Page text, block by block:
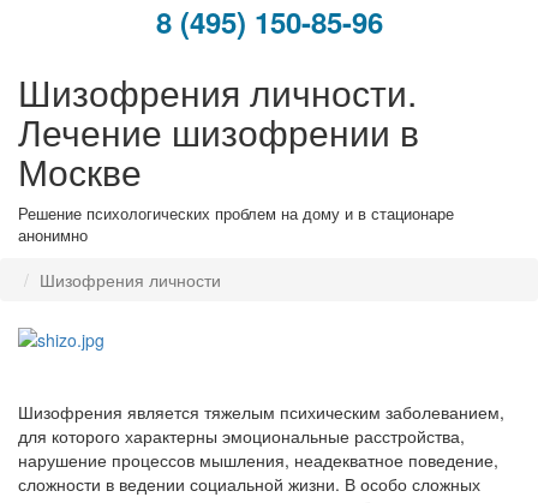
8 (495) 150-85-96
Шизофрения личности.
Лечение шизофрении в
Москве
Решение психологических проблем на дому и в стационаре
анонимно
Шизофрения личности
Шизофрения является тяжелым психическим заболеванием,
для которого характерны эмоциональные расстройства,
нарушение процессов мышления, неадекватное поведение,
сложности в ведении социальной жизни. В особо сложных